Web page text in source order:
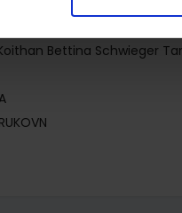
Bettina Schwieger